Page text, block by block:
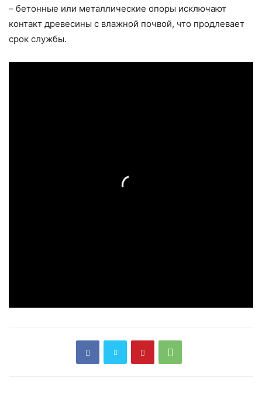
– бетонные или металлические опоры исключают
контакт древесины с влажной почвой, что продлевает
срок службы.